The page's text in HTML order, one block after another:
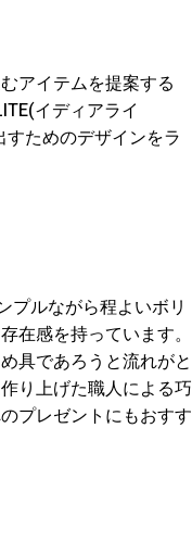
アイテムを提案する
イディアライ
ためのデザインをラ
プルながら程よいボリ
在感を持っています。
具であろうと流れがと
り上げた職人による巧
プレゼントにもおすす